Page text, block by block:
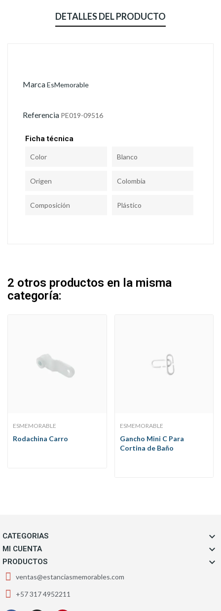
DETALLES DEL PRODUCTO
MarcaEsMemorable
Referencia PE019-09516
Ficha técnica
Color Blanco
Origen Colombia
Composición Plástico
2 otros productos en la misma
categoría:
ESMEMORABLE
Rodachina Carro
ESMEMORABLE
Gancho Mini C Para
Cortina de Baño
CATEGORIAS 
MI CUENTA 
PRODUCTOS 
ventas@estanciasmemorables.com
+57 317 4952211